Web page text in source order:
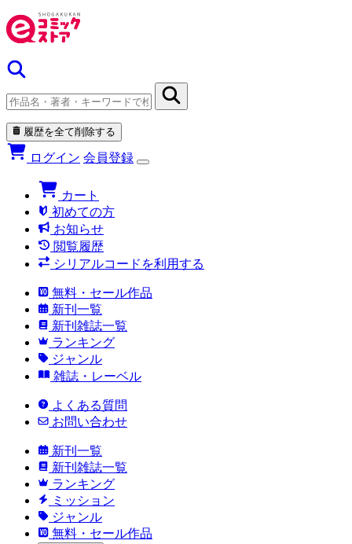
履歴を全て削除する
ログイン 会員登録
カート
初めての方
お知らせ
閲覧履歴
シリアルコードを利用する
無料・セール作品
新刊一覧
新刊雑誌一覧
ランキング
ジャンル
雑誌・レーベル
よくある質問
お問い合わせ
新刊一覧
新刊雑誌一覧
ランキング
ミッション
ジャンル
無料・セール作品